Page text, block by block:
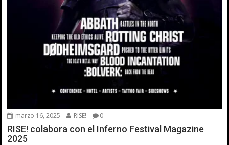
marzo 16, 2025 RISE! 0
RISE! colabora con el Inferno Festival Magazine
2025